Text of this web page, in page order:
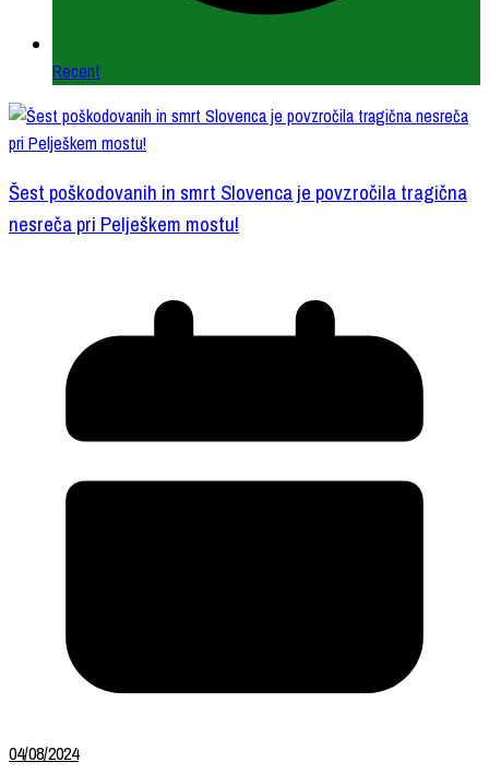
Recent
Šest poškodovanih in smrt Slovenca je povzročila tragična
nesreča pri Pelješkem mostu!
04/08/2024